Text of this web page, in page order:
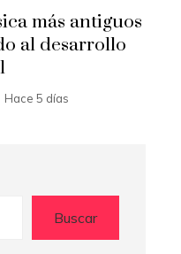
antiguos
Buscar